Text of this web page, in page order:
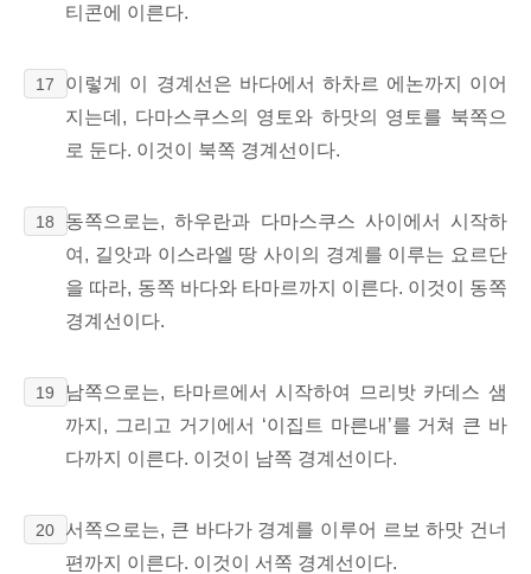
티콘에 이른다.
17
이렇게 이 경계선은 바다에서 하차르 에논까지 이어
지는데, 다마스쿠스의 영토와 하맛의 영토를 북쪽으
로 둔다. 이것이 북쪽 경계선이다.
18
동쪽으로는, 하우란과 다마스쿠스 사이에서 시작하
여, 길앗과 이스라엘 땅 사이의 경계를 이루는 요르단
을 따라, 동쪽 바다와타마르까지
이른다. 이것이 동쪽
경계선이다.
19
남쪽으로는, 타마르에서 시작하여 므리밧 카데스 샘
까지, 그리고 거기에서 ‘이집트 마른내’를 거쳐 큰 바
다까지 이른다. 이것이 남쪽 경계선이다.
20 서쪽으로는, 큰 바다가 경계를 이루어 르보 하맛 건너
편까지 이른다. 이것이 서쪽 경계선이다.